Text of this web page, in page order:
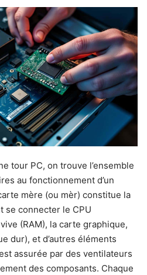
tour PC, on trouve l’ensemble
au fonctionnement d’un
mère (ou mèr) constitue la
se connecter le CPU
(RAM), la carte graphique,
dur), et d’autres éléments
assurée par des ventilateurs
des composants. Chaque